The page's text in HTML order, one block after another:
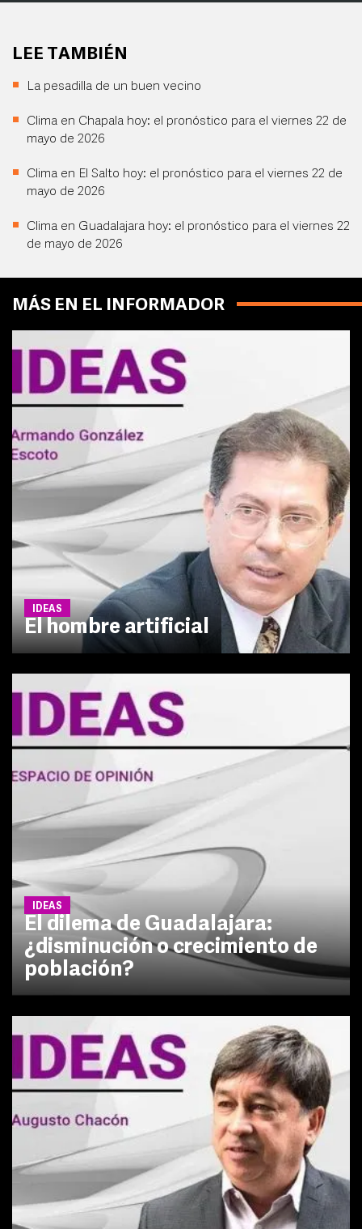
LEE TAMBIÉN
La pesadilla de un buen vecino
Clima en Chapala hoy: el pronóstico para el viernes 22 de
mayo de 2026
Clima en El Salto hoy: el pronóstico para el viernes 22 de
mayo de 2026
Clima en Guadalajara hoy: el pronóstico para el viernes 22
de mayo de 2026
MÁS EN EL INFORMADOR
IDEAS
El hombre artificial
IDEAS
El dilema de Guadalajara:
¿disminución o crecimiento de
población?